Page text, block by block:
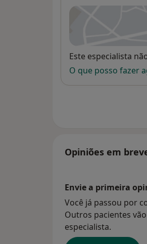
Disponibilidade
Este especialista
O que posso fazer
Opiniões em
Envie a primeira
Você já passou por
Outros pacientes
especialista.